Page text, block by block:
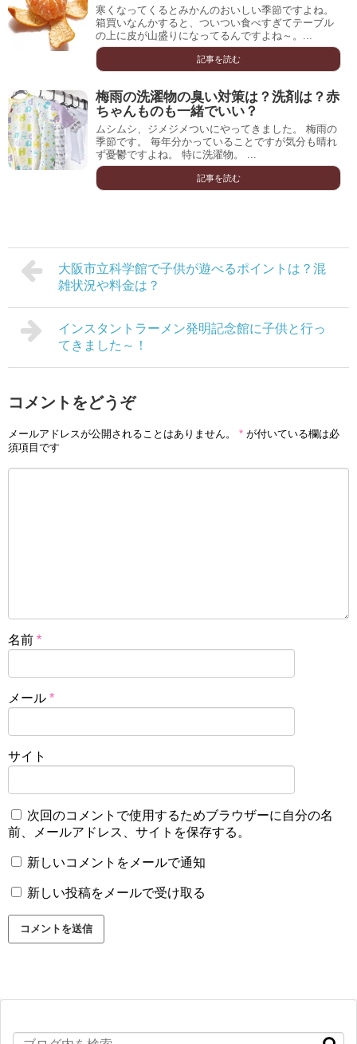
寒くなってくるとみかんのおいしい季節ですよね。
箱買いなんかすると、ついつい食べすぎてテーブル
の上に皮が山盛りになってるんですよね～。...
記事を読む
梅雨の洗濯物の臭い対策は？洗剤は？赤
ちゃんものも一緒でいい？
ムシムシ、ジメジメついにやってきました。 梅雨の
季節です。 毎年分かっていることですが気分も晴れ
ず憂鬱ですよね。 特に洗濯物。 ...
記事を読む
大阪市立科学館で子供が遊べるポイントは？混
雑状況や料金は？
インスタントラーメン発明記念館に子供と行っ
てきました～！
コメントをどうぞ
メールアドレスが公開されることはありません。 * が付いている欄は必
須項目です
名前 *
メール *
サイト
次回のコメントで使用するためブラウザーに自分の名
前、メールアドレス、サイトを保存する。
新しいコメントをメールで通知
新しい投稿をメールで受け取る